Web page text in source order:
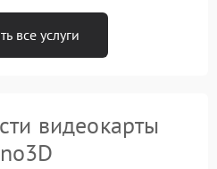
все услуги
видеокарты